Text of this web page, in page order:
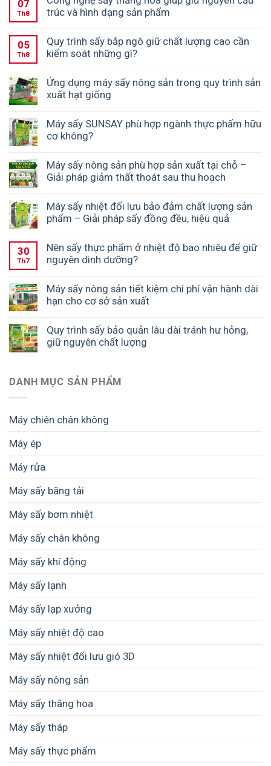
07
Th8
trúc và hình dạng sản phẩm
05
Th8
Quy trình sấy bắp ngô giữ chất lượng cao cần
kiểm soát những gì?
Ứng dụng máy sấy nông sản trong quy trình sản
xuất hạt giống
Máy sấy SUNSAY phù hợp ngành thực phẩm hữu
cơ không?
Máy sấy nông sản phù hợp sản xuất tại chỗ –
Giải pháp giảm thất thoát sau thu hoạch
Máy sấy nhiệt đối lưu bảo đảm chất lượng sản
phẩm – Giải pháp sấy đồng đều, hiệu quả
30
Th7
Nên sấy thực phẩm ở nhiệt độ bao nhiêu để giữ
nguyên dinh dưỡng?
Máy sấy nông sản tiết kiệm chi phí vận hành dài
hạn cho cơ sở sản xuất
Quy trình sấy bảo quản lâu dài tránh hư hỏng,
giữ nguyên chất lượng
DANH MỤC SẢN PHẨM
Máy chiên chân không
Máy ép
Máy rửa
Máy sấy băng tải
Máy sấy bơm nhiệt
Máy sấy chân không
Máy sấy khí động
Máy sấy lạnh
Máy sấy lạp xưởng
Máy sấy nhiệt độ cao
Máy sấy nhiệt đối lưu gió 3D
Máy sấy nông sản
Máy sấy thăng hoa
Máy sấy tháp
Máy sấy thực phẩm